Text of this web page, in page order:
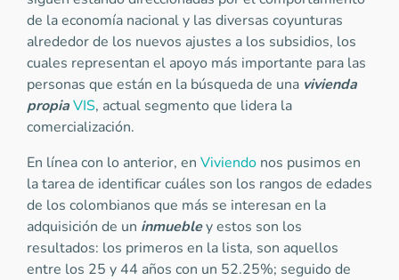
de la economía nacional y las diversas coyunturas
alrededor de los nuevos ajustes a los subsidios, los
cuales representan el apoyo más importante para las
personas que están en la búsqueda de una vivienda
propiaVIS, actual segmento que lidera la
comercialización.
En línea con lo anterior, en Viviendo nos pusimos en
la tarea de identificar cuáles son los rangos de edades
de los colombianos que más se interesan en la
adquisición de un inmuebley estos son los
resultados: los primeros en la lista, son aquellos
entre los 25 y 44 años con un 52.25%; seguido de